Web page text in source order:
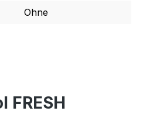
Ohne
FRESH